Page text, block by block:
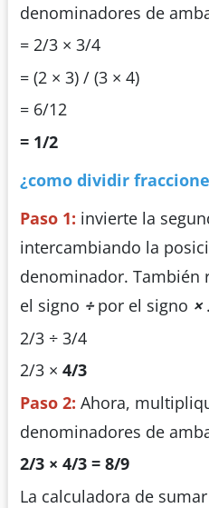
denominadores de
= 2/3 × 3/4
= (2 × 3) / (3 × 4)
= 6/12
= 1/2
¿como dividir
Paso 1: invierte la
intercambiando la
denominador. También
el signo ÷por el signo ×.
2/3 ÷ 3/4
2/3 × 4/3
Paso 2: Ahora,
denominadores de
2/3 × 4/3 = 8/9
La calculadora de